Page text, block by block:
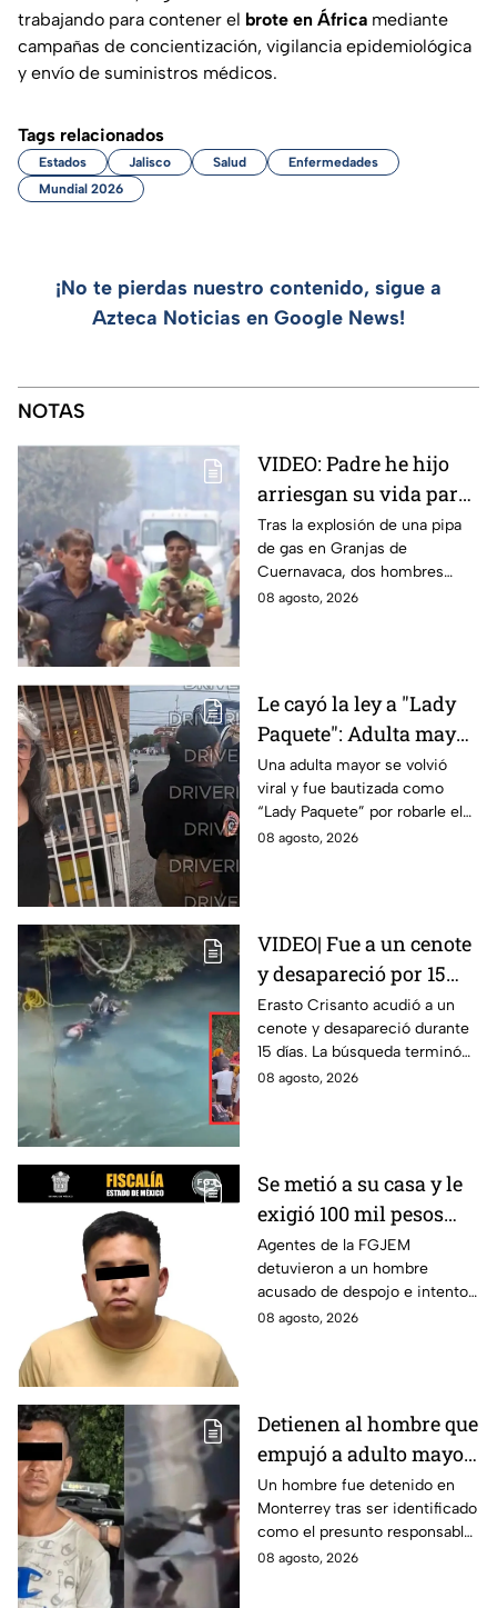
trabajando para contener el brote en África mediante
campañas de concientización, vigilancia epidemiológica
y envío de suministros médicos.
Tags relacionados
Estados Jalisco Salud
Enfermedades
Mundial 2026
¡No te pierdas nuestro contenido, sigue a
Azteca Noticias en Google News!
NOTAS
VIDEO: Padre he hijo
arriesgan su vida para
rescatar a sus perritos
tras la explosión de
pipa de gas en
Cuernavaca
Tras la explosión de una pipa
de gas en Granjas de
Cuernavaca, dos hombres
arriesgaron su vida para volver
08 agosto, 2026
Le cayó la ley a "Lady
Paquete": Adulta mayor
le roba celular a
repartidor y la policía
va por ella a su casa
Una adulta mayor se volvió
viral y fue bautizada como
“Lady Paquete” por robarle el
celular a un repartidor en
08 agosto, 2026
VIDEO| Fue a un cenote
y desapareció por 15
días; así encontraron al
pescador Erasto
Crisanto
Erasto Crisanto acudió a un
cenote y desapareció durante
15 días. La búsqueda terminó
cuando el pescador fue
08 agosto, 2026
Se metió a su casa y le
exigió 100 mil pesos
para devolvérsela; cae
otro por despojo en
Edomex
Agentes de la FGJEM
detuvieron a un hombre
acusado de despojo e intento
de extorsión en el Edomex.
08 agosto, 2026
Detienen al hombre que
empujó a adulto mayor
contra tráiler; provocó
su muerte en
Monterrey
Un hombre fue detenido en
Monterrey tras ser identificado
como el presunto responsable
de la muerte de un adulto
08 agosto, 2026